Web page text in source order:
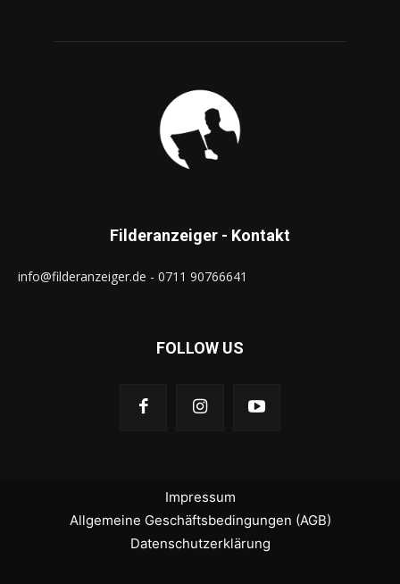
Filderanzeiger - Kontakt
info@filderanzeiger.de - 0711 90766641
FOLLOW US
Impressum
Allgemeine Geschäftsbedingungen (AGB)
Datenschutzerklärung